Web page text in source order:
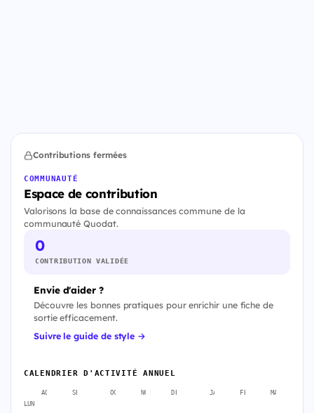
Contributions fermées
COMMUNAUTÉ
Espace de contribution
Valorisons la base de connaissances commune de la
communauté Quodat.
0
CONTRIBUTION VALIDÉE
Envie d'aider ?
Découvre les bonnes pratiques pour enrichir une fiche de
sortie efficacement.
Suivre le guide de style →
CALENDRIER D'ACTIVITÉ ANNUEL
AOÛT SEPT. OCT. NOV. DÉC. JANV. FÉVR. MARS
LUN